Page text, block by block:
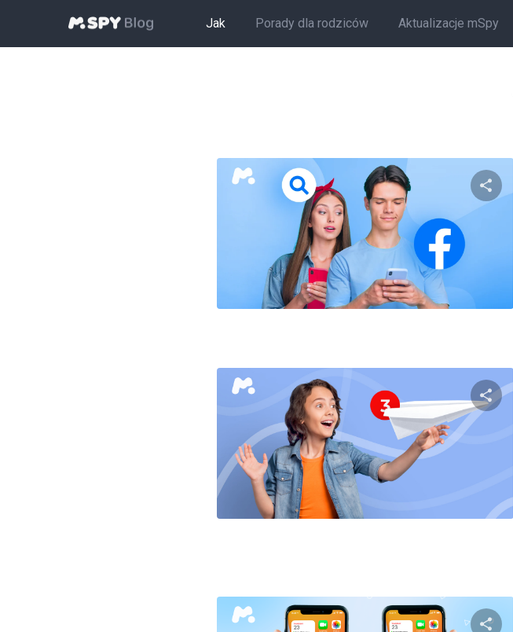
Jak Porady dla rodziców Aktualizacje mSpy
Twitter